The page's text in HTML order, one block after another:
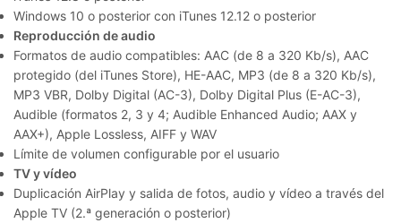
Windows 10 o posterior con iTunes 12.12 o posterior
Reproducción de audio
Formatos de audio compatibles: AAC (de 8 a 320 Kb/s), AAC
protegido (del iTunes Store), HE-AAC, MP3 (de 8 a 320 Kb/s),
MP3 VBR, Dolby Digital (AC-3), Dolby Digital Plus (E-AC-3),
Audible (formatos 2, 3 y 4; Audible Enhanced Audio; AAX y
AAX+), Apple Lossless, AIFF y WAV
Límite de volumen configurable por el usuario
TV y vídeo
Duplicación AirPlay y salida de fotos, audio y vídeo a través del
Apple TV (2.ª generación o posterior)